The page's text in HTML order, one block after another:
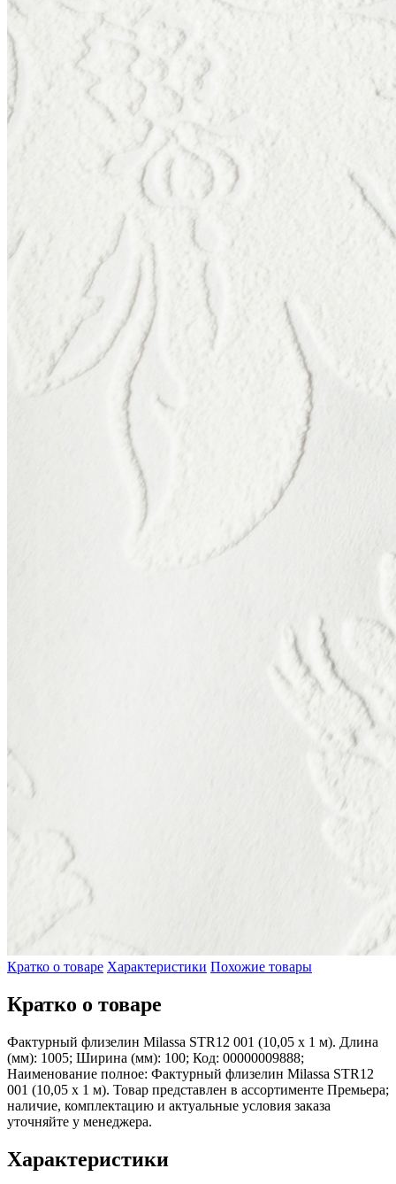
Кратко о товаре Характеристики Похожие товары
Кратко о товаре
Фактурный флизелин Milassa STR12 001 (10,05 х 1 м). Длина
(мм): 1005; Ширина (мм): 100; Код: 00000009888;
Наименование полное: Фактурный флизелин Milassa STR12
001 (10,05 х 1 м). Товар представлен в ассортименте Премьера;
наличие, комплектацию и актуальные условия заказа
уточняйте у менеджера.
Характеристики